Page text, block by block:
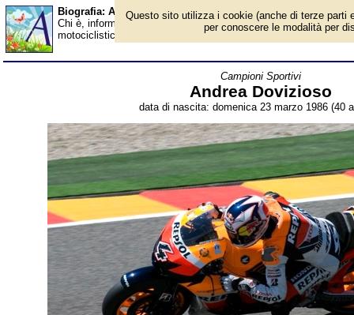
Biografia: Andrea Dovizioso - età - Almanacco
Chi è, informazioni, foto, qual è la data di nascita, età, dove è
motociclistico italiano, campione del mondo classe 125 nel
Campioni Sportivi
Andrea Dovizioso
data di nascita: domenica 23 marzo 1986 (40
Questo sito utilizza i cookie (anche di terze parti
per conoscere le modalità per